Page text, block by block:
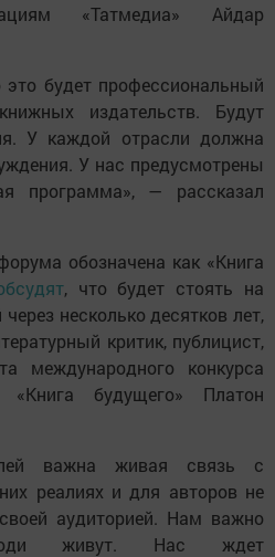
«Татмедиа» Айдар
будет профессиональный
издательств. Будут
У каждой отрасли должна
У нас предусмотрены
программа», — рассказал
обозначена как «Книга
, что будет стоять на
несколько десятков лет,
критик, публицист,
международного конкурса
«Книга будущего» Платон
важна живая связь с
реалиях и для авторов не
аудиторией. Нам важно
живут. Нас ждет